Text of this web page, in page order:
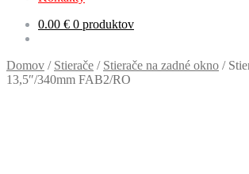
0.00 € 0 produktov
Domov / Stierače / Stierače na zadné okno /
13,5″/340mm FAB2/RO